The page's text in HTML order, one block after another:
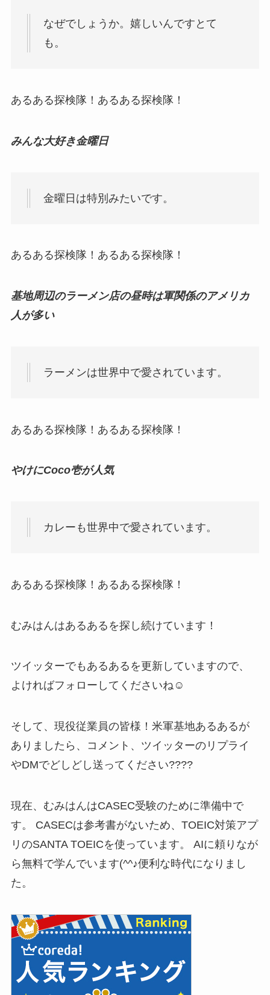
なぜでしょうか。嬉しいんですとて
も。
あるある探検隊！あるある探検隊！
みんな大好き金曜日
金曜日は特別みたいです。
あるある探検隊！あるある探検隊！
基地周辺のラーメン店の昼時は軍関係のアメリカ
人が多い
ラーメンは世界中で愛されています。
あるある探検隊！あるある探検隊！
やけにCoco壱が人気
カレーも世界中で愛されています。
あるある探検隊！あるある探検隊！
むみはんはあるあるを探し続けています！
ツイッターでもあるあるを更新していますので、
よければフォローしてくださいね☺
そして、現役従業員の皆様！米軍基地あるあるが
ありましたら、コメント、ツイッターのリプライ
やDMでどしどし送ってください????
現在、むみはんはCASEC受験のために準備中で
す。 CASECは参考書がないため、TOEIC対策アプ
リのSANTA TOEICを使っています。 AIに頼りなが
ら無料で学んでいます(^^♪便利な時代になりまし
た。